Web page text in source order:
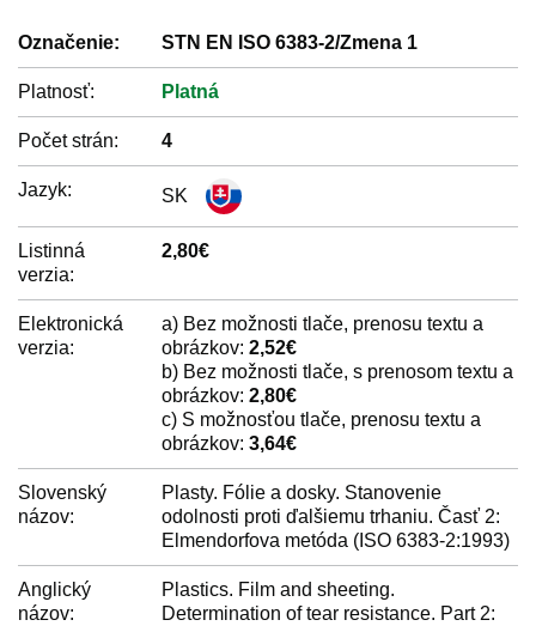
Označenie: STN EN ISO 6383-2/Zmena 1
Platnosť: Platná
Počet strán: 4
Jazyk: SK
Listinná
verzia:
2,80€
Elektronická
verzia:
a) Bez možnosti tlače, prenosu textu a
obrázkov: 2,52€
b) Bez možnosti tlače, s prenosom textu a
obrázkov: 2,80€
c) S možnosťou tlače, prenosu textu a
obrázkov: 3,64€
Slovenský
názov:
Plasty. Fólie a dosky. Stanovenie
odolnosti proti ďalšiemu trhaniu. Časť 2:
Elmendorfova metóda (ISO 6383-2:1993)
Anglický
názov:
Plastics. Film and sheeting.
Determination of tear resistance. Part 2: